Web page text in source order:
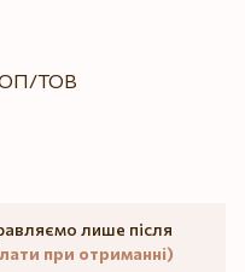
ТОВ
лише після
при отриманні)